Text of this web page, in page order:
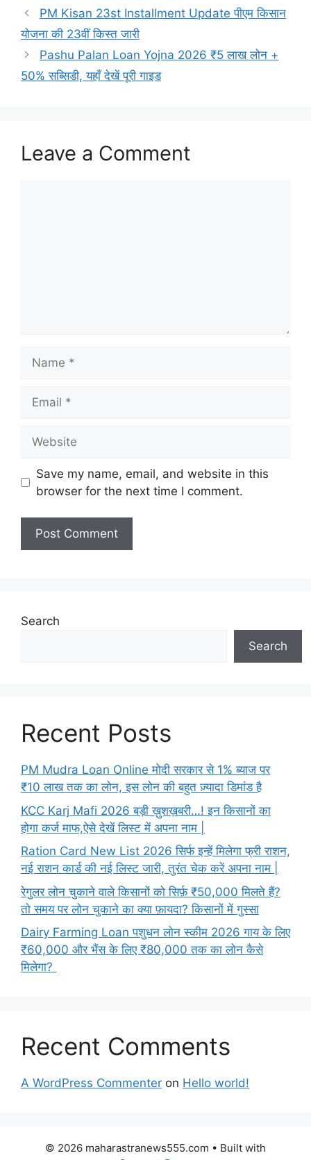
PM Kisan 23st Installment Update पीएम किसान
योजना की 23वीं किस्त जारी
Pashu Palan Loan Yojna 2026 ₹5 लाख लोन +
50% सब्सिडी, यहाँ देखें पूरी गाइड
Leave a Comment
Save my name, email, and website in this
browser for the next time I comment.
Search
Search
Recent Posts
PM Mudra Loan Online मोदी सरकार से 1% ब्याज पर
₹10 लाख तक का लोन, इस लोन की बहुत ज़्यादा डिमांड है
KCC Karj Mafi 2026 बड़ी ख़ुशख़बरी…! इन किसानों का
होगा कर्ज माफ,ऐसे देखें लिस्ट में अपना नाम |
Ration Card New List 2026 सिर्फ इन्हें मिलेगा फ्री राशन,
नई राशन कार्ड की नई लिस्ट जारी, तुरंत चेक करें अपना नाम |
रेगुलर लोन चुकाने वाले किसानों को सिर्फ़ ₹50,000 मिलते हैं?
तो समय पर लोन चुकाने का क्या फ़ायदा? किसानों में गुस्सा
Dairy Farming Loan पशुधन लोन स्कीम 2026 गाय के लिए
₹60,000 और भैंस के लिए ₹80,000 तक का लोन कैसे
मिलेगा?
Recent Comments
A WordPress Commenter on Hello world!
© 2026 maharastranews555.com • Built with